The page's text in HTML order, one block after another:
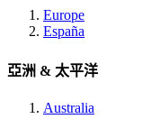
Europe
España
亞洲 & 太平洋
Australia